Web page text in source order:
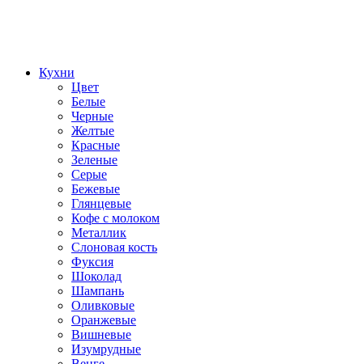
Кухни
Цвет
Белые
Черные
Желтые
Красные
Зеленые
Серые
Бежевые
Глянцевые
Кофе с молоком
Металлик
Слоновая кость
Фуксия
Шоколад
Шампань
Оливковые
Оранжевые
Вишневые
Изумрудные